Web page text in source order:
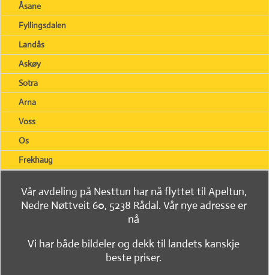
Åsane
Fyllingsdalen
Landås
Askøy
Sotra
Arna
Voss
Os
Frekhaug
Vår avdeling på Nesttun har nå flyttet til Apeltun,
Nedre Nøttveit 60, 5238 Rådal. Vår nye adresse er
nå
Vi har både bildeler og dekk til landets kanskje
beste priser.